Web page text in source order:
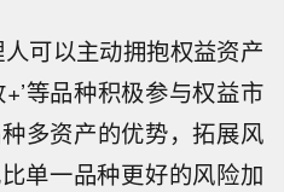
可以主动拥抱权益资产
等品种积极参与权益市
多资产的优势，拓展风
单一品种更好的风险加